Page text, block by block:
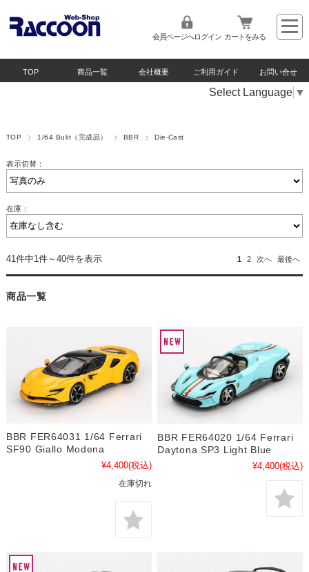
会員ページへログイン カートをみる
TOP 商品一覧 会社概要 ご利用ガイド お問い合せ
Select Language ▼
TOP 1/64 Bulit（完成品） BBR Die-Cast
表示切替：
在庫：
41件中1件～40件を表示 1 2 次へ 最後へ
商品一覧
BBR FER64031 1/64 Ferrari
SF90 Giallo Modena
¥4,400(税込)
在庫切れ
BBR FER64020 1/64 Ferrari
Daytona SP3 Light Blue
¥4,400(税込)